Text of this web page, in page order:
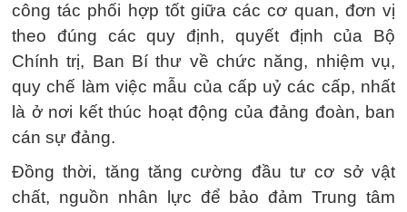
công tác phối hợp tốt giữa các cơ quan, đơn vị
theo đúng các quy định, quyết định của Bộ
Chính trị, Ban Bí thư về chức năng, nhiệm vụ,
quy chế làm việc mẫu của cấp uỷ các cấp, nhất
là ở nơi kết thúc hoạt động của đảng đoàn, ban
cán sự đảng.
Đồng thời, tăng tăng cường đầu tư cơ sở vật
chất, nguồn nhân lực để bảo đảm Trung tâm